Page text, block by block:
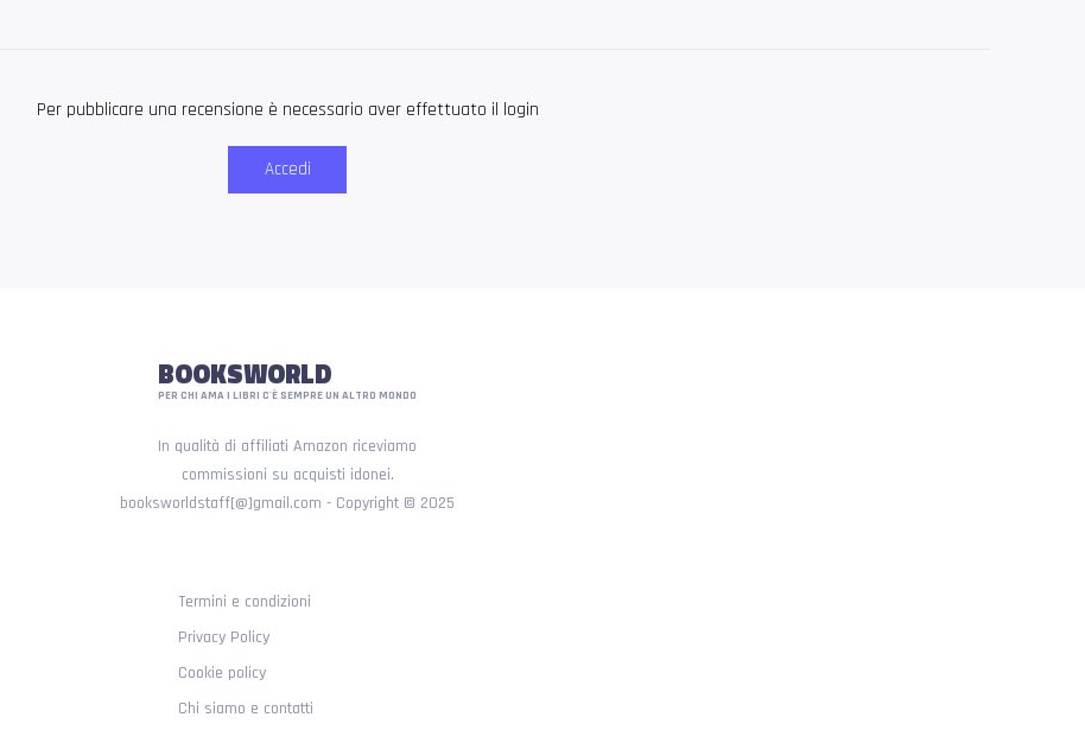
Per pubblicare una recensione è necessario aver effettuato il login
Accedi
BOOKSWORLD
PER CHI AMA I LIBRI C'È SEMPRE UN ALTRO MONDO
In qualità di affiliati Amazon riceviamo
commissioni su acquisti idonei.
booksworldstaff[@]gmail.com - Copyright © 2025
Termini e condizioni
Privacy Policy
Cookie policy
Chi siamo e contatti